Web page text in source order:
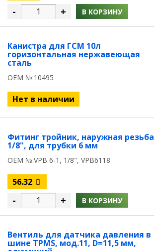
- + В КОРЗИНУ
Канистра для ГСМ 10л
горизонтальная нержавеющая
сталь
OEM №:10495
Нет в наличии
Фитинг тройник, наружная резьба
1/8", для трубки 6 мм
OEM №:VPB 6-1, 1/8", VPB6118
56.32
- + В КОРЗИНУ
Вентиль для датчика давления в
шине TPMS, мод.11, D=11,5 мм,